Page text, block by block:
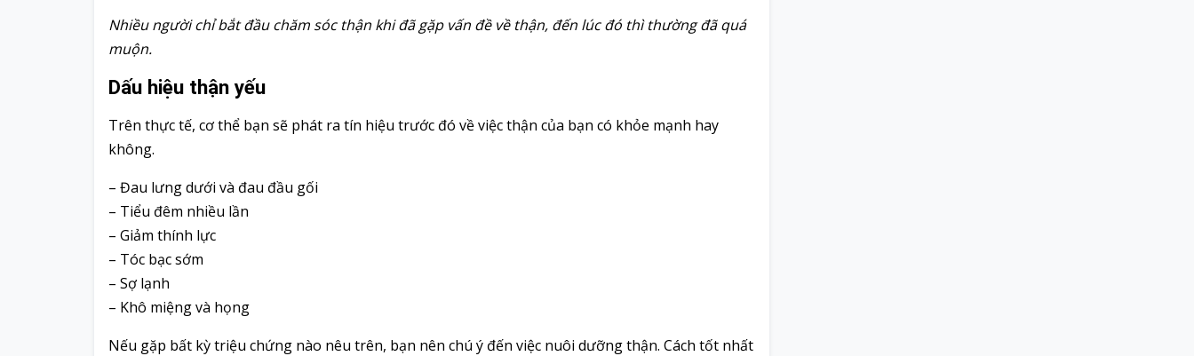
Nhiều người chỉ bắt đầu chăm sóc thận khi đã gặp vấn đề về thận, đến lúc đó thì thường đã quá
muộn.
Dấu hiệu thận yếu
Trên thực tế, cơ thể bạn sẽ phát ra tín hiệu trước đó về việc thận của bạn có khỏe mạnh hay
không.
– Đau lưng dưới và đau đầu gối
– Tiểu đêm nhiều lần
– Giảm thính lực
– Tóc bạc sớm
– Sợ lạnh
– Khô miệng và họng
Nếu gặp bất kỳ triệu chứng nào nêu trên, bạn nên chú ý đến việc nuôi dưỡng thận. Cách tốt nhất